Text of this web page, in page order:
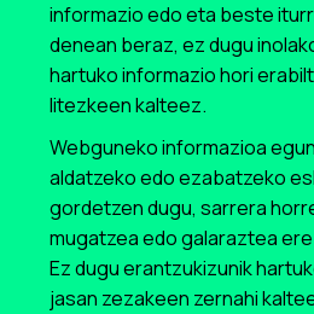
informazio edo eta beste
denean beraz, ez dugu
hartuko informazio hori
litezkeen kalteez.
Webguneko informazioa
aldatzeko edo ezabatzeko
gordetzen dugu, sarrera
mugatzea edo galaraztea
Ez dugu erantzukizunik
jasan zezakeen zernahi